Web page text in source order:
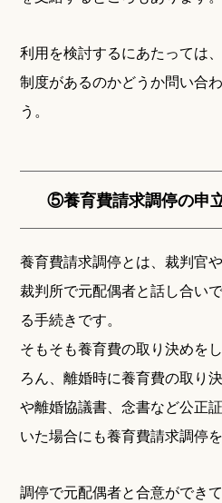
利用を検討するにあたっては
制度があるのかどうか問い合
う。
⑤養育費請求調停の申
養育費請求調停とは、裁判官
裁判所で元配偶者と話し合い
る手続きです。
そもそも養育費の取り決めを
ろん、離婚時に養育費の取り
や離婚協議書、念書など公正
いた場合にも養育費請求調停
調停で元配偶者と合意ができ